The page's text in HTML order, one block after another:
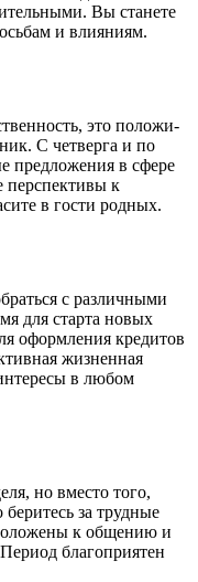
Вы станете
и влияниям.
это положи­
С четверга и по
предложения в сфере
перспективы к
в гости родных.
с различными
для старта новых
оформления кредитов
жизненная
в любом
но вместо того,
беритесь за трудные
к общению и
благоприятен